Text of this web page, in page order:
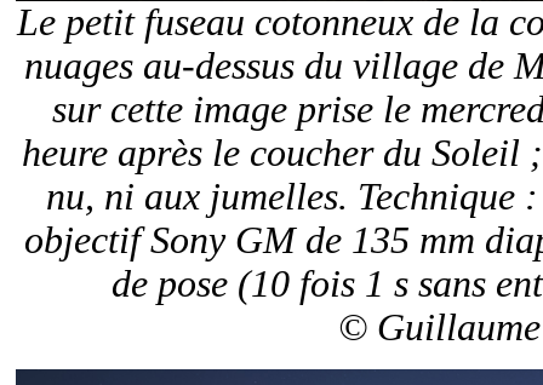
Le petit fuseau cotonneux de la
nuages au-dessus du village de
sur cette image prise le
heure après le coucher du
nu, ni aux jumelles. Technique
objectif Sony GM de 135 mm
de pose (10 fois 1 s sans
©